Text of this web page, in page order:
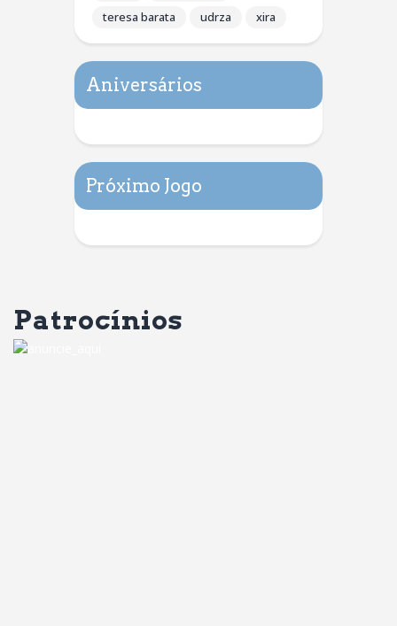
teresa barata
udrza xira
Aniversários
Próximo Jogo
Patrocínios